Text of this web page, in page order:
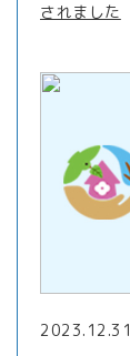
されました
2023.12.31